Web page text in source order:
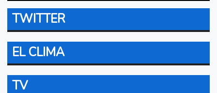
TWITTER
EL CLIMA
TV